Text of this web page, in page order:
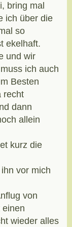
bring mal
ich über die
so
ekelhaft.
und wir
ich auch
Besten
recht
dann
allein
kurz die
vor mich
von
einen
wieder alles